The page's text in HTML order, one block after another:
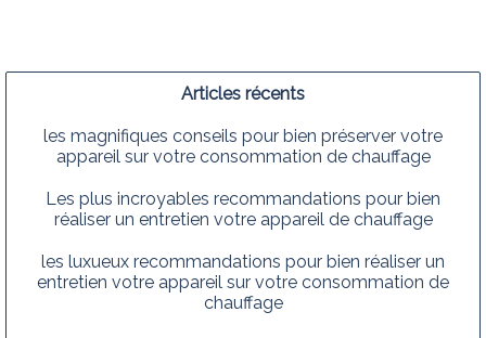
Articles récents
les magnifiques conseils pour bien préserver votre
appareil sur votre consommation de chauffage
Les plus incroyables recommandations pour bien
réaliser un entretien votre appareil de chauffage
les luxueux recommandations pour bien réaliser un
entretien votre appareil sur votre consommation de
chauffage